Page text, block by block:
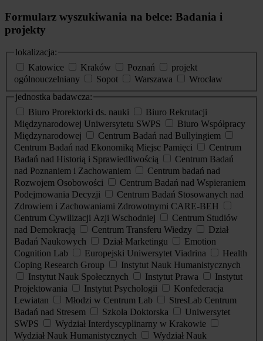
Formularz wyszukiwania na belce: Badania i
projekty
lokalizacja:
Katowice
Kraków Poznań
projekt
ogólnouczelniany
Sopot Warszawa
Wrocław
jednostka badawcza:
Biuro Prorektorki ds. nauki
Biuro Rekrutacji
Międzynarodowej Uniwersytetu SWPS
Biuro Współpracy
Międzynarodowej
Centrum Badań nad Bullyingiem
Centrum Badań nad Ekonomiką Miejsc Pamięci
Centrum
Badań nad Historią i Sprawiedliwością
Centrum Badań
nad Poznaniem i Zachowaniem
Centrum badań nad
Rozwojem Osobowości
Centrum Badań nad Wspieraniem
Podejmowania Decyzji
Centrum Badań Stosowanych nad
Zdrowiem i Zachowaniami Zdrowotnymi CARE-BEH
Centrum Cywilizacji Azji Wschodniej
Centrum Studiów
nad Demokracją
Centrum Transferu Wiedzy
Dział
Badań Naukowych
Dział Marketingu
Emotion
Cognition Lab
Europejski Uniwersytet Viadrina
Health
Coping Research Group
Instytut Nauk Humanistycznych
Instytut Nauk Społecznych
Instytut Prawa
Instytut
Projektowania
Instytut Psychologii
Konfederacja
Lewiatan
Młodzi w Centrum Lab
StresLab Centrum
Badań nad Stresem
Szkoła Doktorska
Uniwersytet
SWPS
Wydział Interdyscyplinarny w Krakowie
Wydział Nauk Humanistycznych
Wydział Nauk